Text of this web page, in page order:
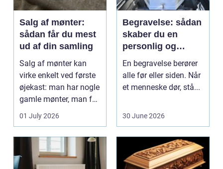
Salg af mønter:
sådan får du mest
ud af din samling
Salg af mønter kan
virke enkelt ved første
øjekast: man har nogle
gamle mønter, man får
dem vurderet...
01 July 2026
Begravelse: sådan
skaber du en
personlig og
respektfuld afsked
En begravelse berører
alle før eller siden. Når
et menneske dør, stå...
30 June 2026